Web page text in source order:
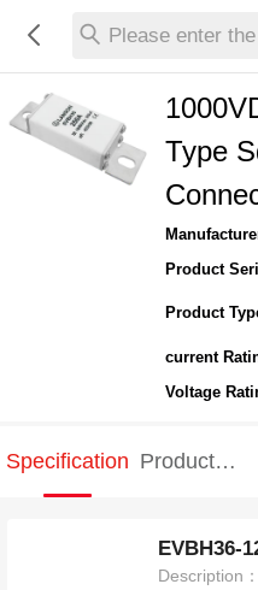
Please enter
Type
Product
Product
current
Voltage
Specification Product
EVBH36-
Description：